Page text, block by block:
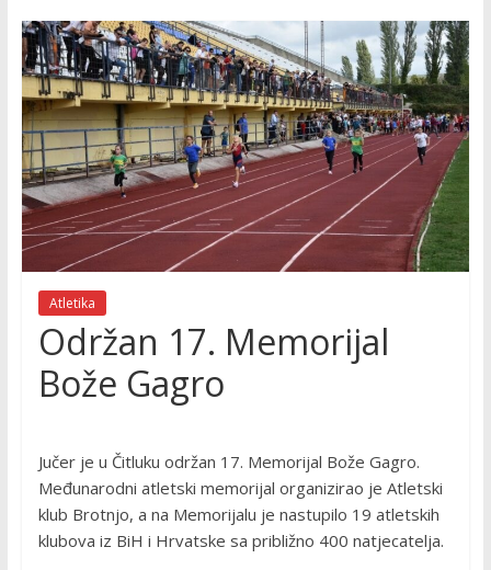
Atletika
Održan 17. Memorijal
Bože Gagro
Jučer je u Čitluku održan 17. Memorijal Bože Gagro.
Međunarodni atletski memorijal organizirao je Atletski
klub Brotnjo, a na Memorijalu je nastupilo 19 atletskih
klubova iz BiH i Hrvatske sa približno 400 natjecatelja.